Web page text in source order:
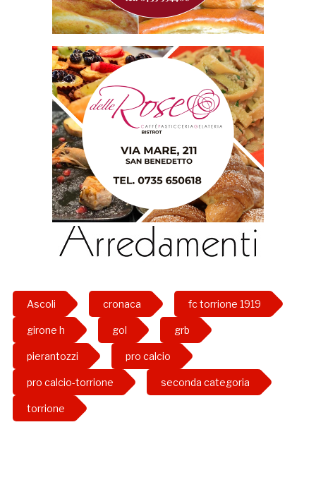
Ascoli cronaca fc torrione 1919
girone h gol grb
pierantozzi pro calcio
pro calcio-torrione seconda categoria
torrione